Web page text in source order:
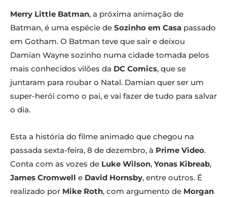
Merry Little Batman, a próxima animação de
Batman, é uma espécie de Sozinho em Casa passado
em Gotham. O Batman teve que sair e deixou
Damian Wayne sozinho numa cidade tomada pelos
mais conhecidos vilões da DC Comics, que se
juntaram para roubar o Natal. Damian quer ser um
super-herói como o pai, e vai fazer de tudo para salvar
o dia.
Esta a história do filme animado que chegou na
passada sexta-feira, 8 de dezembro, à Prime Video.
Conta com as vozes de Luke Wilson, Yonas Kibreab,
James Cromwell e David Hornsby, entre outros. É
realizado por Mike Roth, com argumento de Morgan